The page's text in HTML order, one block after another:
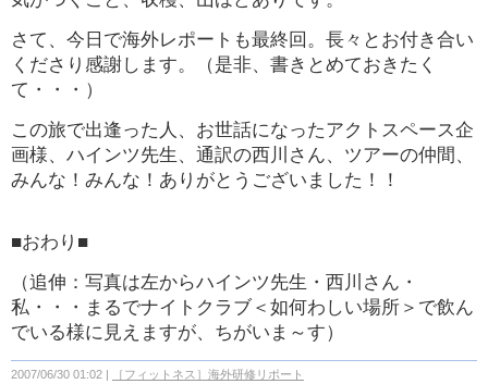
さて、今日で海外レポートも最終回。長々とお付き合い
くださり感謝します。（是非、書きとめておきたく
て・・・）
この旅で出逢った人、お世話になったアクトスペース企
画様、ハインツ先生、通訳の西川さん、ツアーの仲間、
みんな！みんな！ありがとうございました！！
■おわり■
（追伸：写真は左からハインツ先生・西川さん・
私・・・まるでナイトクラブ＜如何わしい場所＞で飲ん
でいる様に見えますが、ちがいま～す）
2007/06/30 01:02 ［フィットネス］海外研修リポート